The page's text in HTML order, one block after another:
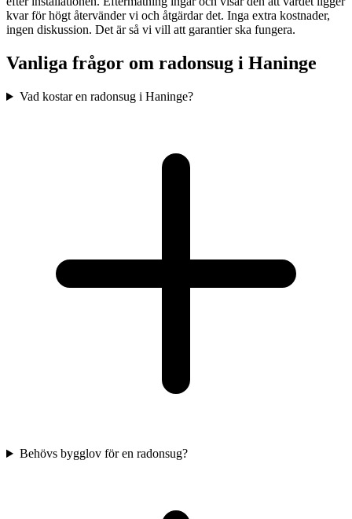
kvar för högt återvänder vi och åtgärdar det. Inga extra kostnader,
ingen diskussion. Det är så vi vill att garantier ska fungera.
Vanliga frågor om radonsug i Haninge
Vad kostar en radonsug i Haninge?
Behövs bygglov för en radonsug?